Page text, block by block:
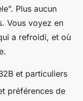
Plus aucun
Vous voyez en
a refroidi, et où
et particuliers
préférences de